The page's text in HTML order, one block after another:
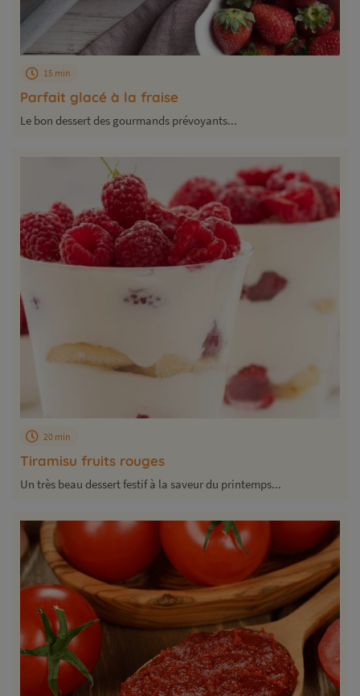
Parfait glacé à la fraise
15 min
Le bon dessert des gourmands prévoyants...
Tiramisu fruits rouges
20 min
Un très beau dessert festif à la saveur du printemps...